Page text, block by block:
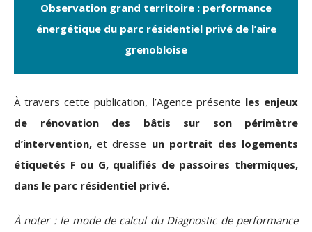
Observation grand territoire : performance
énergétique du parc résidentiel privé de l’aire
grenobloise
À travers cette publication, l’Agence présente les enjeux
de rénovation des bâtis sur son périmètre
d’intervention,et dresse un portrait des logements
étiquetés F ou G, qualifiés de passoires thermiques,
dans le parc résidentiel privé.
À noter : le mode de calcul du Diagnostic de performance